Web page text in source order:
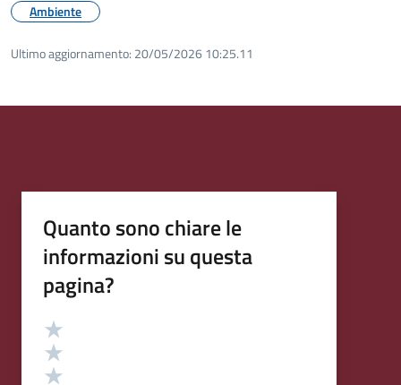
Ambiente
Ultimo aggiornamento: 20/05/2026 10:25.11
Quanto sono chiare le
informazioni su questa
pagina?
Valutazione